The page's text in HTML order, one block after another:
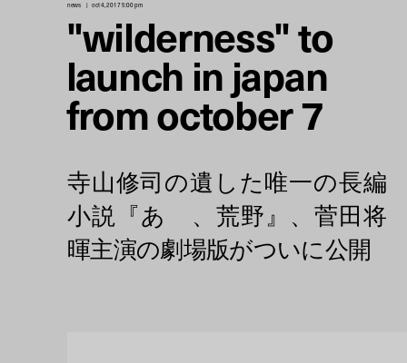
news oct 4, 2017 5:00 pm
"wilderness" to
launch in japan
from october 7